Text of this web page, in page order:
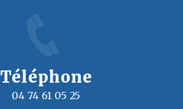
Téléphone
04 74 61 05 25